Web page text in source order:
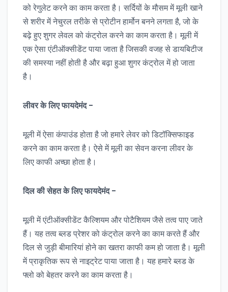
को रेगुलेट करने का काम करता है। सर्दियों के मौसम में मूली खाने
से शरीर में नेचुरल तरीके से प्रोटीन हार्मोन बनने लगता है, जो के
बढ़े हुए शुगर लेवल को कंट्रोल करने का काम करता है। मूली में
एक ऐसा एंटीऑक्सीडेंट पाया जाता है जिसकी वजह से डायबिटीज
की समस्या नहीं होती है और बढ़ा हुआ शुगर कंट्रोल में हो जाता
है।
लीवर के लिए फायदेमंद–
मूली में ऐसा कंपाउंड होता है जो हमारे लेवर को डिटॉक्सिफाइड
करने का काम करता है। ऐसे में मूली का सेवन करना लीवर के
लिए काफी अच्छा होता है।
दिल की सेहत के लिए फायदेमंद–
मूली में एंटीऑक्सीडेंट कैल्शियम और पोटैशियम जैसे तत्व पाए जाते
हैं। यह तत्व ब्लड प्रेशर को कंट्रोल करने का काम करते हैं और
दिल से जुड़ी बीमारियां होने का खतरा काफी कम हो जाता है। मूली
में प्राकृतिक रूप से नाइट्रेट पाया जाता है। यह हमारे ब्लड के
फ्लो को बेहतर करने का काम करता है।